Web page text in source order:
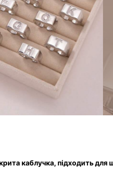
каблучка, підходить